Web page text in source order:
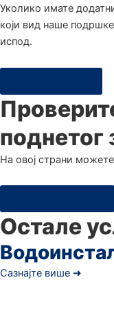
Уколико имате
који вид наше
испод.
поднетог
Hа овој страни
Остале
Сазнајте више ➜